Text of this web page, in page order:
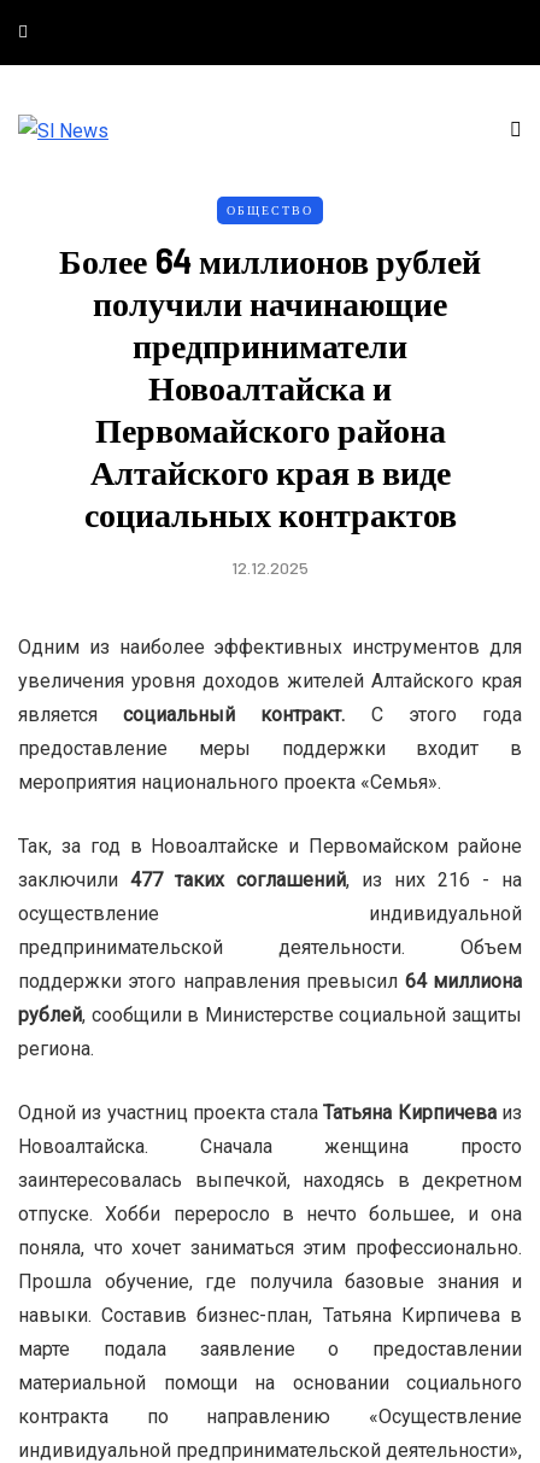
ОБЩЕСТВО
Более 64 миллионов рублей
получили начинающие
предприниматели
Новоалтайска и
Первомайского района
Алтайского края в виде
социальных контрактов
12.12.2025
Одним из наиболее эффективных инструментов для
увеличения уровня доходов жителей Алтайского края
является социальный контракт. С этого года
предоставление меры поддержки входит в
мероприятия национального проекта «Семья».
Так, за год в Новоалтайске и Первомайском районе
заключили 477 таких соглашений, из них 216 - на
осуществление индивидуальной
предпринимательской деятельности. Объем
поддержки этого направления превысил 64 миллиона
рублей, сообщили в Министерстве социальной защиты
региона.
Одной из участниц проекта сталаТатьяна Кирпичева из
Новоалтайска. Сначала женщина просто
заинтересовалась выпечкой, находясь в декретном
отпуске. Хобби переросло в нечто большее, и она
поняла, что хочет заниматься этим профессионально.
Прошла обучение, где получила базовые знания и
навыки. Составив бизнес-план, Татьяна Кирпичева в
марте подала заявление о предоставлении
материальной помощи на основании социального
контракта по направлению «Осуществление
индивидуальной предпринимательской деятельности»,